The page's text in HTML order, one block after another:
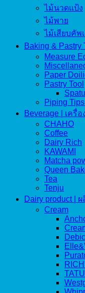
ไม้นวดแป้ง
ไม้พาย
ไม้เสียบคัพ
Baking &
Measure
Paper
Pastry Tool
Piping
Beverage | เครื่อ
CHAHO
Coffee
Dairy Rich
KAWAMI
Matcha
Queen
Tea
Tenju
Dairy product |
Cream
Debic